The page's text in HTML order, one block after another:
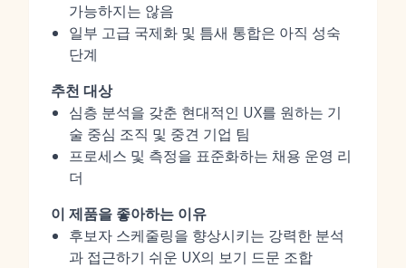
가능하지는 않음
일부 고급 국제화 및 틈새 통합은 아직 성숙
단계
추천 대상
심층 분석을 갖춘 현대적인 UX를 원하는 기
술 중심 조직 및 중견 기업 팀
프로세스 및 측정을 표준화하는 채용 운영 리
더
이 제품을 좋아하는 이유
후보자 스케줄링을 향상시키는 강력한 분석
과 접근하기 쉬운 UX의 보기 드문 조합